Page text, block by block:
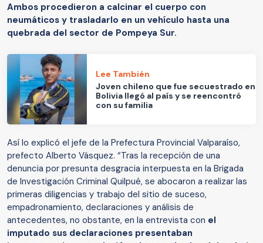
Ambos procedieron a calcinar el cuerpo con
neumáticos y trasladarlo en un vehículo hasta una
quebrada del sector de Pompeya Sur.
Lee También
Joven chileno que fue secuestrado en
Bolivia llegó al país y se reencontró
con su familia
Así lo explicó el jefe de la Prefectura Provincial Valparaíso,
prefecto Alberto Vásquez. “Tras la recepción de una
denuncia por presunta desgracia interpuesta en la Brigada
de Investigación Criminal Quilpué, se abocaron a realizar las
primeras diligencias y trabajo del sitio de suceso,
empadronamiento, declaraciones y análisis de
antecedentes, no obstante, en la entrevista con el
imputado sus declaraciones presentaban